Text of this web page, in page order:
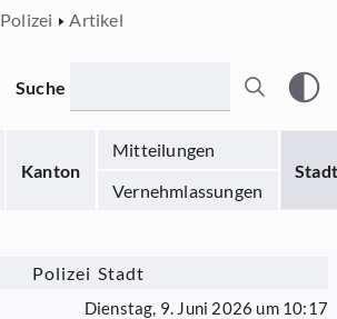
Polizei Artikel
Kanton
Mitteilungen
Stadt
Vernehmlassungen
Suche
Polizei Stadt
Dienstag, 9. Juni 2026 um 10:17